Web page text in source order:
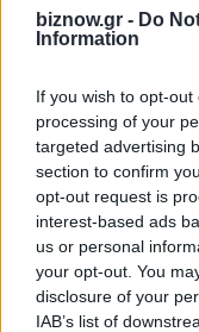
biznow.gr - Do
Information
If you wish to opt-
processing of your
targeted advertising
section to confirm
opt-out request is
interest-based ads
us or personal
your opt-out. You
disclosure of your
IAB’s list of
των πελατών
κορυφαίο
για 6η φορά.
του, φώτισε
το Brand Allianz
αυτοπεποίθηση
μελλοντικές
Ο κ. Θεοδωρίδης